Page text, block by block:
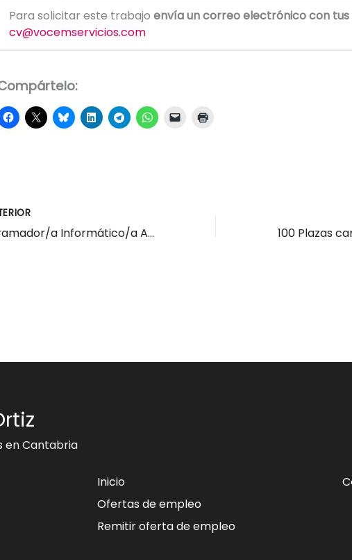
Para solicitar este trabajo envía un correo electrónico con
cv@vocemservicios.com
Programador/a Informático/a Astillero
en Cantabria
Inicio
Ofertas de empleo
Remitir oferta de empleo